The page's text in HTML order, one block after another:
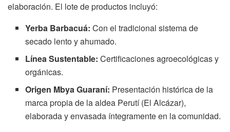
elaboración. El lote de productos incluyó:
Yerba Barbacuá: Con el tradicional sistema de
secado lento y ahumado.
Línea Sustentable: Certificaciones agroecológicas y
orgánicas.
Origen Mbya Guaraní: Presentación histórica de la
marca propia de la aldea Perutí (El Alcázar),
elaborada y envasada íntegramente en la comunidad.